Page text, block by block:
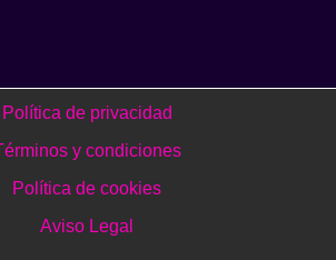
Política de privacidad
y condiciones
Política de cookies
Aviso Legal